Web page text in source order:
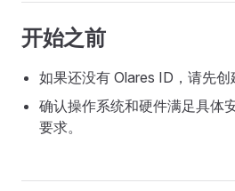
开始之前
如果还没有 Olares ID，请先创
确认操作系统和硬件满足具体
要求。